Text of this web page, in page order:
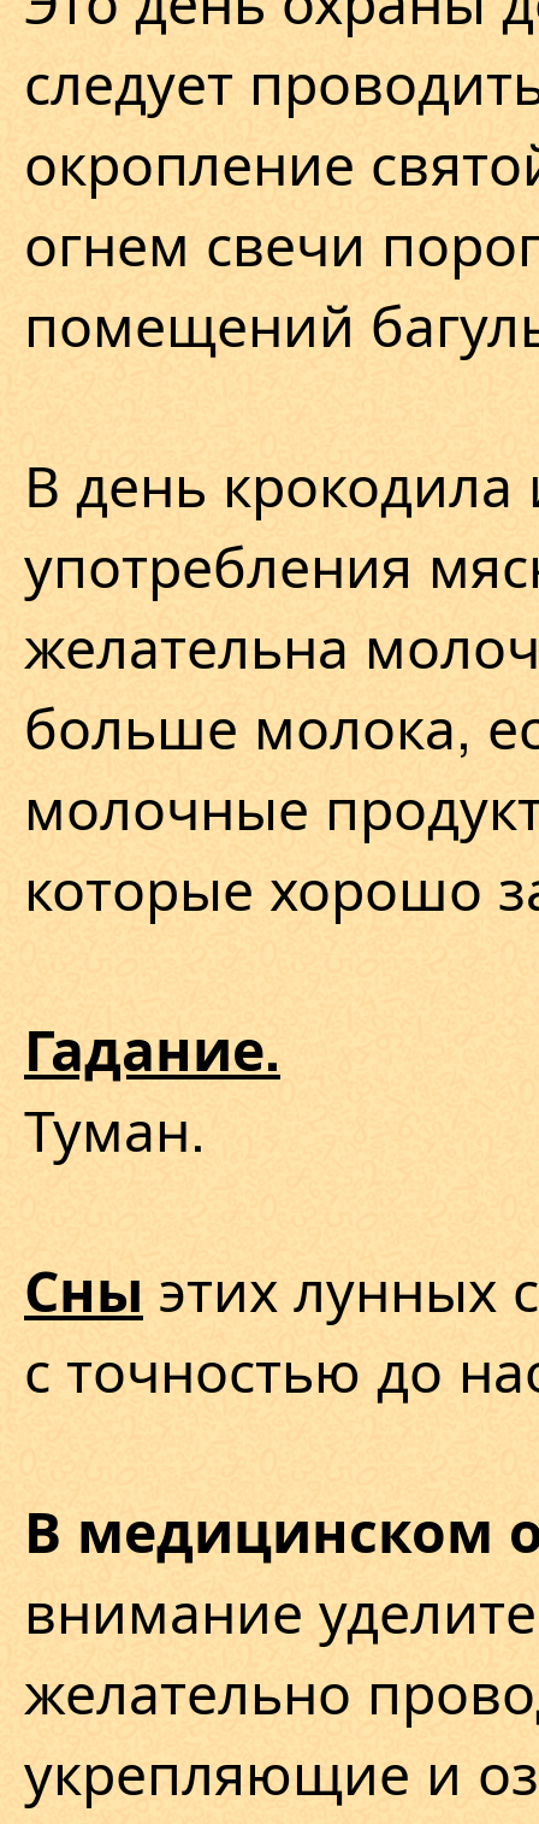
следует
окропление
огнем свечи
помещений
В день крокодила
употребления
желательна
больше молока,
молочные
которые хорошо
Гадание.
Туман.
Сны этих лунных
с точностью до
В медицинском
внимание
желательно
укрепляющие и